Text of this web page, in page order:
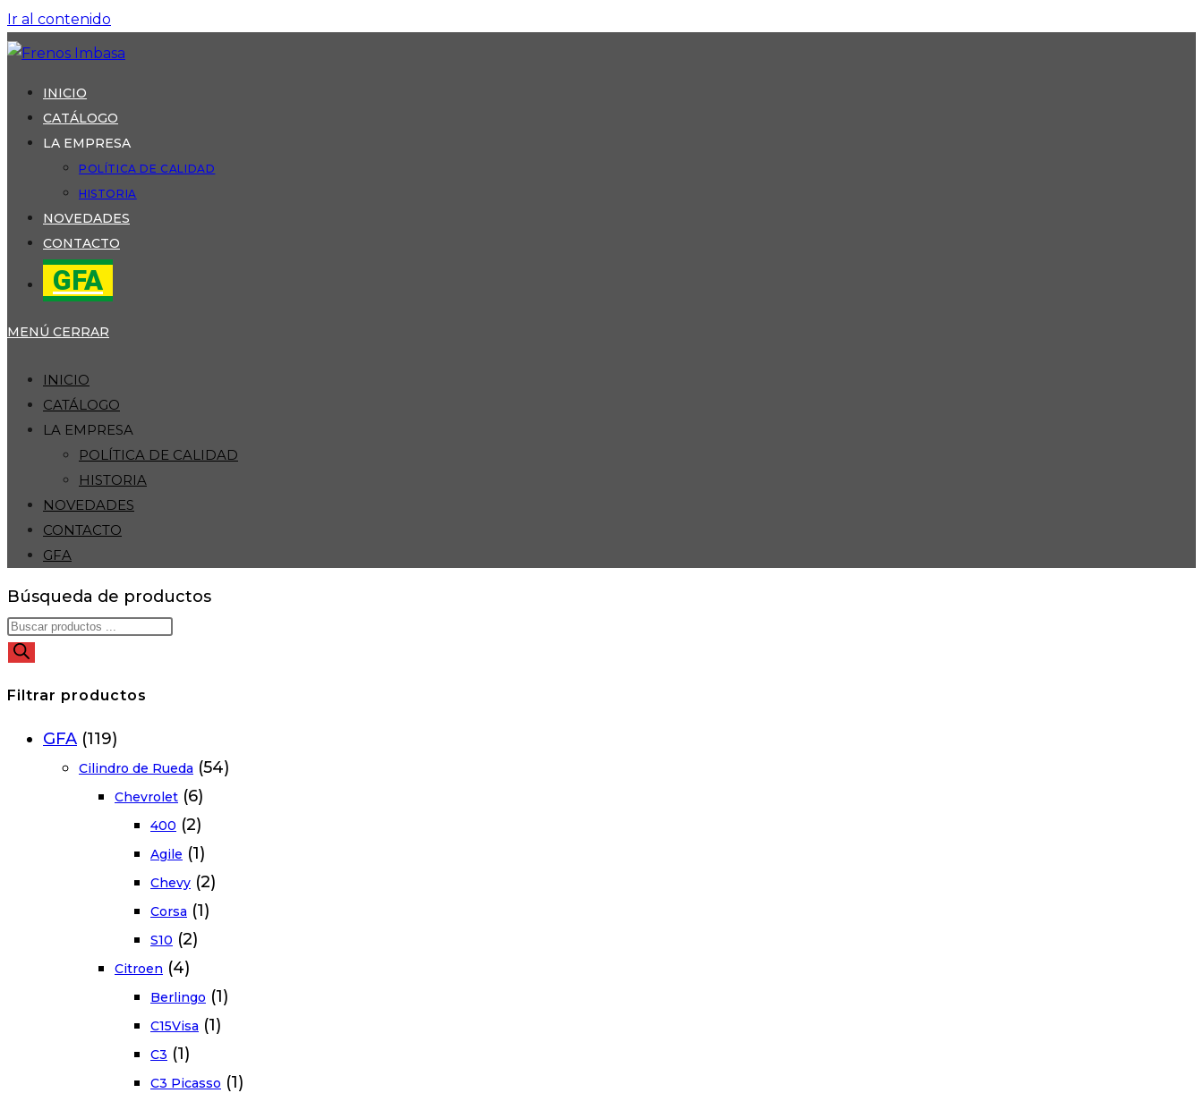
Ir al contenido
INICIO
CATÁLOGO
LA EMPRESA
POLÍTICA DE CALIDAD
HISTORIA
NOVEDADES
CONTACTO
GFA
MENÚ CERRAR
INICIO
CATÁLOGO
LA EMPRESA
POLÍTICA DE CALIDAD
HISTORIA
NOVEDADES
CONTACTO
GFA
Búsqueda de productos
Filtrar productos
GFA (119)
Cilindro de Rueda (54)
Chevrolet (6)
400 (2)
Agile (1)
Chevy (2)
Corsa (1)
S10 (2)
Citroen (4)
Berlingo (1)
C15Visa (1)
C3 (1)
C3 Picasso (1)